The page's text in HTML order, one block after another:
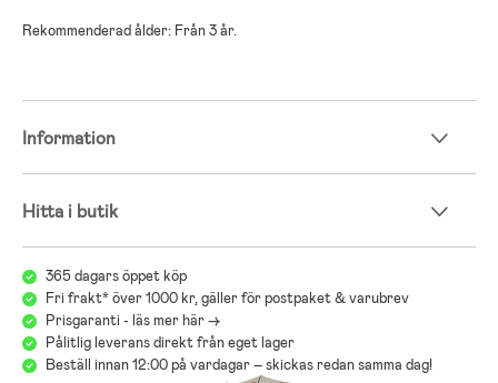
Rekommenderad ålder: Från 3 år.
Information
Hitta i butik
365 dagars öppet köp
Fri frakt* över 1000 kr, gäller för postpaket & varubrev
Prisgaranti - läs mer här ->
Pålitlig leverans direkt från eget lager
Beställ innan 12:00 på vardagar – skickas redan samma dag!